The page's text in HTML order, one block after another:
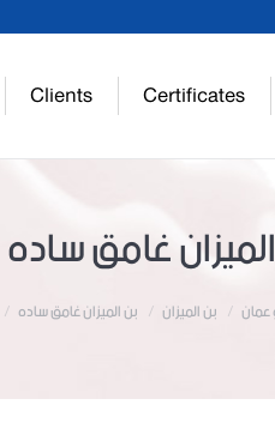
Certificates
Clients
غامق ساده
بن الميزان بن الميزان غامق ساده